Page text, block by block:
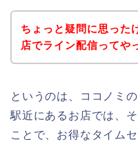
ちょっと疑問に思った
店でライン配信ってや
というのは、ココノミ
駅近にあるお店では、
ことで、お得なタイム